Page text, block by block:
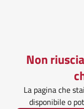
Non
La pagina che
disponibile o